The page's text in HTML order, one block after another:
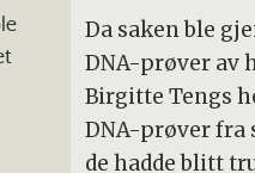
Da saken ble
DNA-prøver av
Birgitte Tengs
DNA-prøver fra
de hadde blitt